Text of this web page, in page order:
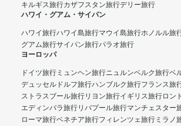
キルギス旅行カザフスタン旅行デリー旅行
ハワイ・グアム・サイパン
ハワイ旅行ハワイ島旅行マウイ島旅行ホノルル旅
グアム旅行サイパン旅行パラオ旅行
ヨーロッパ
ドイツ旅行 ミュンヘン旅行ニュルンベルク旅行ベ
デュッセルドルフ旅行ハンブルク旅行フランス旅
ストラスブール旅行リヨン旅行イギリス旅行ロン
エディンバラ旅行リバプール旅行マンチェスター
ローマ旅行ベネチア旅行フィレンツェ旅行 ミラノ